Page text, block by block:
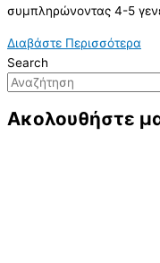
συμπληρώνοντας 4-5
Διαβάστε Περισσότερα
Search
Ακολουθήστε